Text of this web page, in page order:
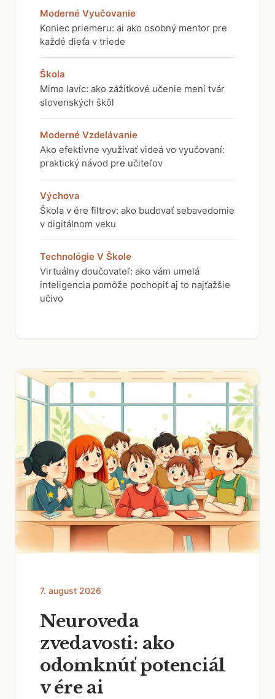
Moderné Vyučovanie
Koniec priemeru: ai ako osobný mentor pre
každé dieťa v triede
Škola
Mimo lavíc: ako zážitkové učenie mení tvár
slovenských škôl
Moderné Vzdelávanie
Ako efektívne využívať videá vo vyučovaní:
praktický návod pre učiteľov
Výchova
Škola v ére filtrov: ako budovať sebavedomie
v digitálnom veku
Technológie V Škole
Virtuálny doučovateľ: ako vám umelá
inteligencia pomôže pochopiť aj to najťažšie
učivo
7. august 2026
Neuroveda
zvedavosti: ako
odomknúť potenciál
v ére ai